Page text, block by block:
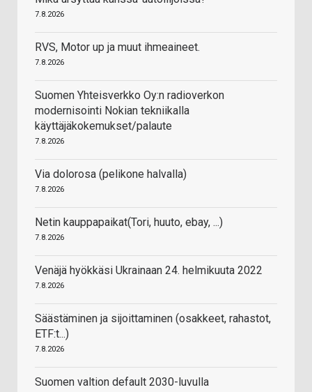
7.8.2026
RVS, Motor up ja muut ihmeaineet.
7.8.2026
Suomen Yhteisverkko Oy:n radioverkon
modernisointi Nokian tekniikalla
käyttäjäkokemukset/palaute
7.8.2026
Via dolorosa (pelikone halvalla)
7.8.2026
Netin kauppapaikat(Tori, huuto, ebay, ...)
7.8.2026
Venäjä hyökkäsi Ukrainaan 24. helmikuuta 2022
7.8.2026
Säästäminen ja sijoittaminen (osakkeet, rahastot,
ETF:t...)
7.8.2026
Suomen valtion default 2030-luvulla